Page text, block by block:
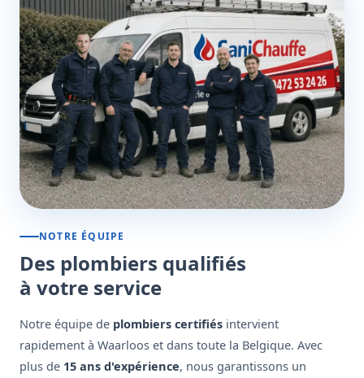
NOTRE ÉQUIPE
Des plombiers qualifiés
à votre service
Notre équipe de plombiers certifiés intervient
rapidement à Waarloos et dans toute la Belgique. Avec
plus de 15 ans d'expérience, nous garantissons un